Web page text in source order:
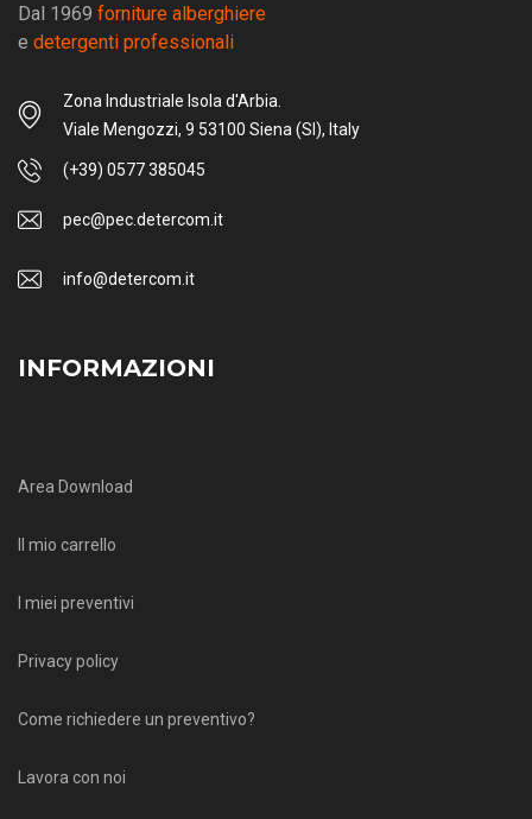
Dal 1969 forniture alberghiere
e detergenti professionali
Zona Industriale Isola d'Arbia.
Viale Mengozzi, 9 53100 Siena (SI), Italy
(+39) 0577 385045
pec@pec.detercom.it
info@detercom.it
INFORMAZIONI
Area Download
Il mio carrello
I miei preventivi
Privacy policy
Come richiedere un preventivo?
Lavora con noi